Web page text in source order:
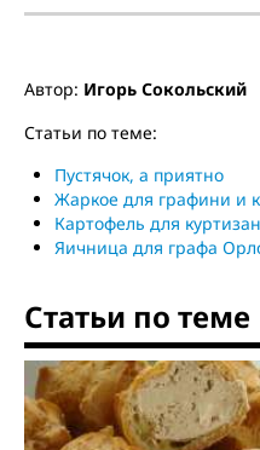
Автор: Игорь Сокольский
Статьи по теме:
Пустячок, а приятно
Жаркое для графини и
Картофель для
Яичница для графа
Статьи по теме